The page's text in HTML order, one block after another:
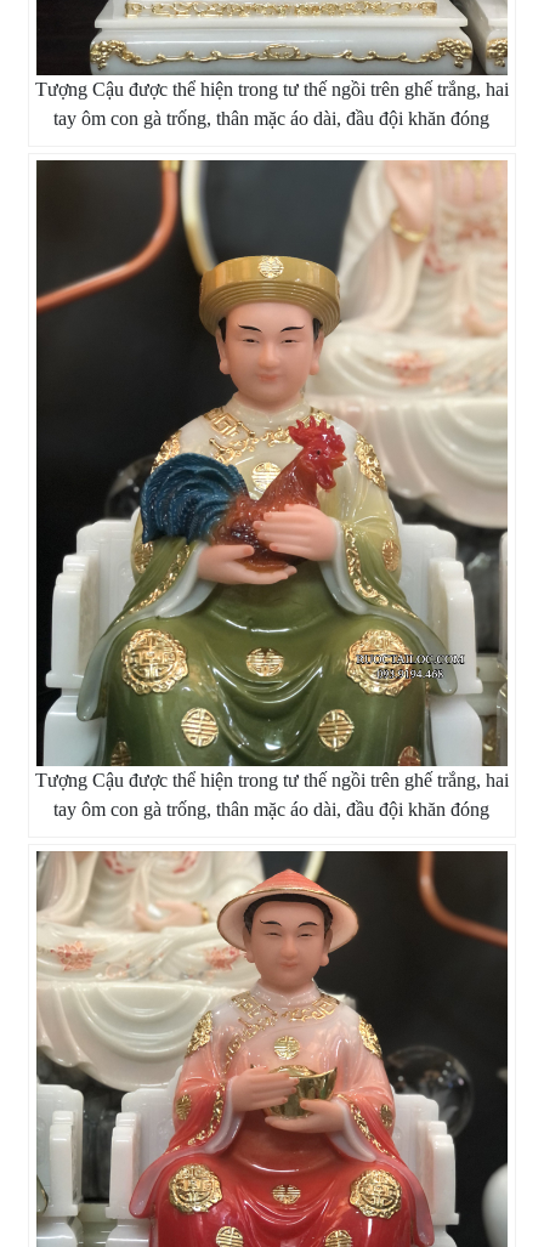
Tượng Cậu được thể hiện trong tư thế ngồi trên ghế trắng, hai
tay ôm con gà trống, thân mặc áo dài, đầu đội khăn đóng
Tượng Cậu được thể hiện trong tư thế ngồi trên ghế trắng, hai
tay ôm con gà trống, thân mặc áo dài, đầu đội khăn đóng